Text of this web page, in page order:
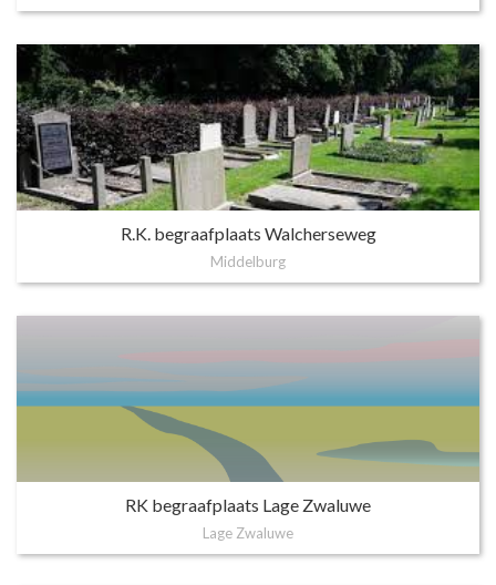
R.K. begraafplaats Walcherseweg
Middelburg
RK begraafplaats Lage Zwaluwe
Lage Zwaluwe